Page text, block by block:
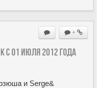
+
с 01 июля 2012 года
и Serge&